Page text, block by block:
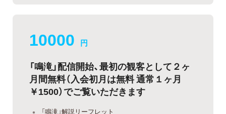
10000 円
「鳴滝」配信開始、最初の観客として２ヶ
月間無料（入会初月は無料 通常１ヶ月
￥1500）でご覧いただきます
「鳴滝」解説リーフレット